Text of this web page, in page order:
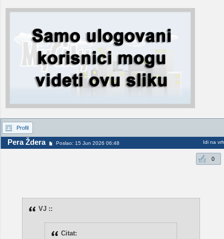
Profil
Pera Ždera Poslao: 15 Jun 2026 06:48 Idi na vrh
0
VJ ::
Citat: